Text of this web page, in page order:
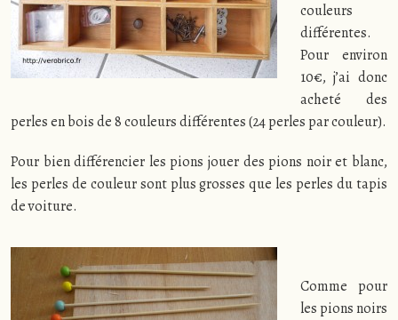
couleurs
différentes.
Pour environ
10€, j’ai donc
acheté des
perles en bois de 8 couleurs différentes (24 perles par couleur).
Pour bien différencier les pions jouer des pions noir et blanc,
les perles de couleur sont plus grosses que les perles du tapis
de voiture.
Comme pour
les pions noirs